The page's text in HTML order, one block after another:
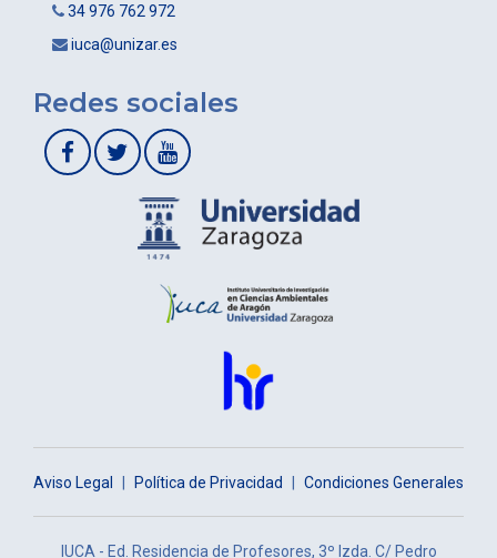
34 976 762 972
iuca@unizar.es
Redes sociales
Aviso Legal Política de Privacidad Condiciones Generales
IUCA - Ed. Residencia de Profesores, 3º Izda. C/ Pedro